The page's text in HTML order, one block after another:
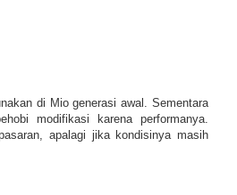
di Mio generasi awal. Sementara
modifikasi karena performanya.
apalagi jika kondisinya masih